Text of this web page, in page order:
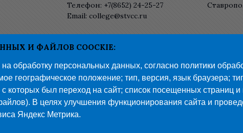
Телефон: +7(8652) 24-25-27
Email: college@stvcc.ru
© 2018 «Ставропольский колледж связи имени Героя
И ФАЙЛОВ COOCKIE:
обработку персональных данных, согласно политики
географическое положение; тип, версия, язык браузера;
был переход на сайт; список посещенных страниц и
В целях улучшения функционирования сайта и
Яндекс Метрика.